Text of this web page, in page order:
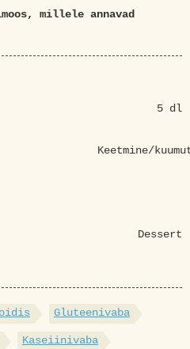
millele annavad
5 dl
Keetmine/
Dessert
Gluteenivaba
Kaseiinivaba